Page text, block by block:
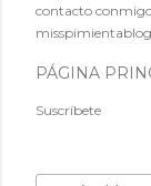
contacto
PÁGINA
Suscríbete